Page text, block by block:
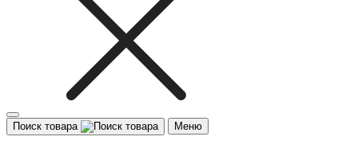
Поиск товара Меню